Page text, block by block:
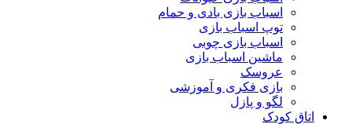
اسباب بازی بادی و حمام
توپ اسباب بازی
اسباب بازی چوبی
ماشین اسباب بازی
عروسک
بازی فکری و آموزشی
لگو و پازل
اتاق کودک